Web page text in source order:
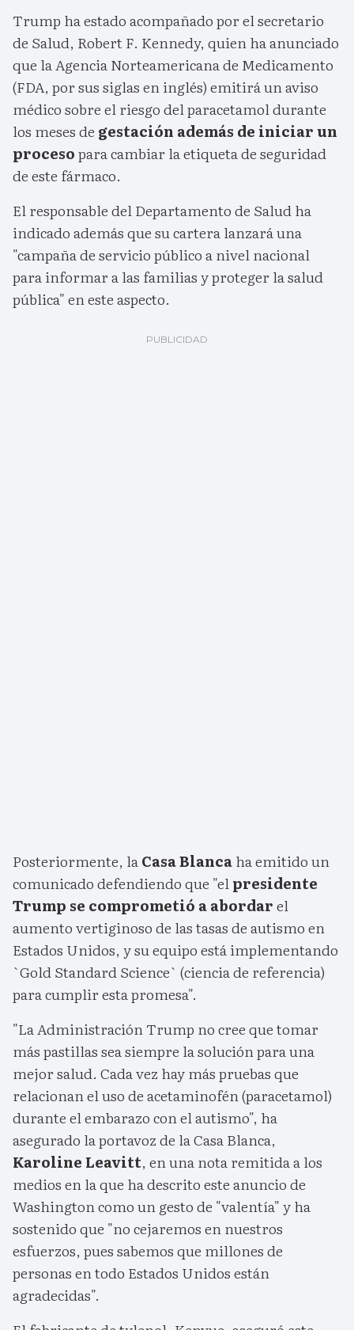
Trump ha estado acompañado por el secretario
de Salud, Robert F. Kennedy, quien ha anunciado
que la Agencia Norteamericana de Medicamento
(FDA, por sus siglas en inglés) emitirá un aviso
médico sobre el riesgo del paracetamol durante
los meses de gestación además de iniciar un
procesopara cambiar la etiqueta de seguridad
de este fármaco.
El responsable del Departamento de Salud ha
indicado además que su cartera lanzará una
"campaña de servicio público a nivel nacional
para informar a las familias y proteger la salud
pública" en este aspecto.
Posteriormente, laCasa Blancaha emitido un
comunicado defendiendo que "elpresidente
Trump se comprometió a abordarel
aumento vertiginoso de las tasas de autismo en
Estados Unidos, y su equipo está implementando
`Gold Standard Science` (ciencia de referencia)
para cumplir esta promesa".
"La Administración Trump no cree que tomar
más pastillas sea siempre la solución para una
mejor salud. Cada vez hay más pruebas que
relacionan el uso de acetaminofén (paracetamol)
durante el embarazo con el autismo", ha
asegurado la portavoz de la Casa Blanca,
Karoline Leavitt, en una nota remitida a los
medios en la que ha descrito este anuncio de
Washington como un gesto de "valentía" y ha
sostenido que "no cejaremos en nuestros
esfuerzos, pues sabemos que millones de
personas en todo Estados Unidos están
agradecidas".